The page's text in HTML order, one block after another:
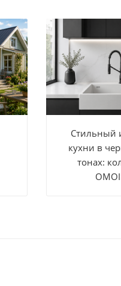
Стильный
кухни в
тонах: